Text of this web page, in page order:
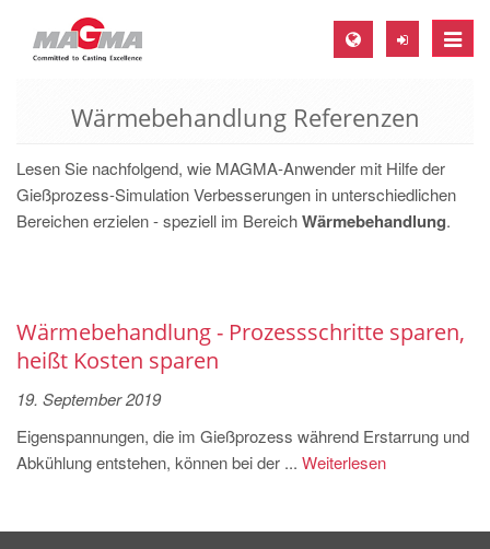
Toggle
MAGMA Europa, Deutschland
EN
CS
ES
MAGMA Asien-Pazifik, Singapur
EN
MAGMA Südamerika, Brasilien
ES
Wärmebehandlung Referenzen
Lesen Sie nachfolgend, wie MAGMA-Anwender mit Hilfe der
Gießprozess-Simulation Verbesserungen in unterschiedlichen
Bereichen erzielen - speziell im BereichWärmebehandlung.
Wärmebehandlung - Prozessschritte sparen,
heißt Kosten sparen
19. September 2019
Eigenspannungen, die im Gießprozess während Erstarrung und
Abkühlung entstehen, können bei der ... Weiterlesen